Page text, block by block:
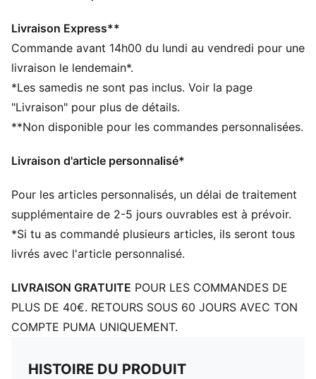
Confectionné avec un minimum de 50 % de matériaux
recyclés
DÉTAILS
Matière principale : Tissu éponge
Col : Col montant
Manches longues
Longueur : Régulière
Poches : Poches latérales
Livraison Express**
Commande avant 14h00 du lundi au vendredi pour une
livraison le lendemain*.
*Les samedis ne sont pas inclus. Voir la page
"Livraison" pour plus de détails.
**Non disponible pour les commandes personnalisées.
Livraison d'article personnalisé*
Pour les articles personnalisés, un délai de traitement
supplémentaire de 2-5 jours ouvrables est à prévoir.
*Si tu as commandé plusieurs articles, ils seront tous
livrés avec l'article personnalisé.
LIVRAISON GRATUITE POUR LES COMMANDES DE
PLUS DE 40€. RETOURS SOUS 60 JOURS AVEC TON
COMPTE PUMA UNIQUEMENT.
HISTOIRE DU PRODUIT